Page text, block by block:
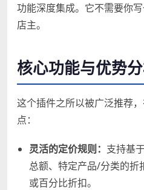
功能深度集成。它不需要你
店主。
核心功能与优势
这个插件之所以被广泛推荐
点：
灵活的定价规则： 支持基
总额、特定产品/分类的折
或百分比折扣。